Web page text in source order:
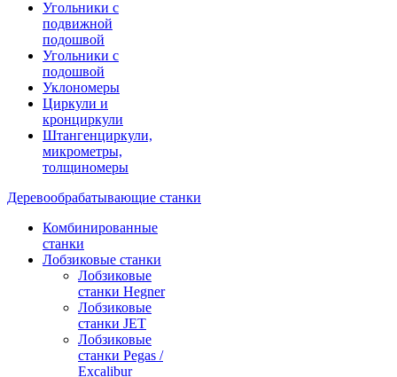
Угольники с
подвижной
подошвой
Угольники с
подошвой
Уклономеры
Циркули и
кронциркули
Штангенциркули,
микрометры,
толщиномеры
Деревообрабатывающие станки
Комбинированные
станки
Лобзиковые станки
Лобзиковые
станки Hegner
Лобзиковые
станки JET
Лобзиковые
станки Pegas /
Excalibur